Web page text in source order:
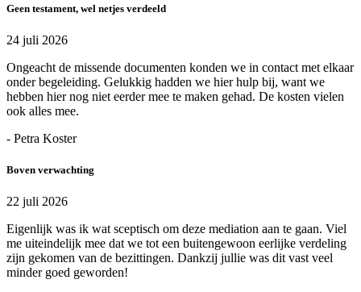
Geen testament, wel netjes verdeeld
24 juli 2026
Ongeacht de missende documenten konden we in contact met elkaar
onder begeleiding. Gelukkig hadden we hier hulp bij, want we
hebben hier nog niet eerder mee te maken gehad. De kosten vielen
ook alles mee.
- Petra Koster
Boven verwachting
22 juli 2026
Eigenlijk was ik wat sceptisch om deze mediation aan te gaan. Viel
me uiteindelijk mee dat we tot een buitengewoon eerlijke verdeling
zijn gekomen van de bezittingen. Dankzij jullie was dit vast veel
minder goed geworden!